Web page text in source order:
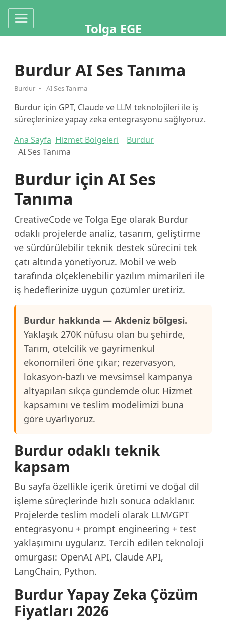
Tolga EGE
Burdur AI Ses Tanıma
Burdur AI Ses Tanıma
Burdur için GPT, Claude ve LLM teknolojileri ile iş
süreçlerinize yapay zeka entegrasyonu sağlıyoruz.
Ana Sayfa Hizmet Bölgeleri
Burdur
AI Ses Tanıma
Burdur için AI Ses
Tanıma
CreativeCode ve Tolga Ege olarak Burdur
odaklı projelerde analiz, tasarım, geliştirme
ve sürdürülebilir teknik destek sürecini tek
çatı altında yönetiyoruz. Mobil ve web
tarafında ölçeklenebilir yazılım mimarileri ile
iş hedeflerinize uygun çözümler üretiriz.
Burdur hakkında — Akdeniz bölgesi.
Yaklaşık 270K nüfusu olan bu şehirde,
Tarım, otelcilik ve gayrimenkul
ekonomileri öne çıkar; rezervasyon,
lokasyon-bazlı ve mevsimsel kampanya
altyapıları sıkça gündemde olur. Hizmet
kapsamını ve teslim modelimizi buna
göre uyarlıyoruz.
Burdur odaklı teknik
kapsam
Bu sayfa özellikle içerik üretimi ve doğal dil
işleme süreçlerinde hızlı sonuca odaklanır.
Projelerde teslim modeli olarak LLM/GPT
entegrasyonu + prompt engineering + test
yaklaşımını uygularız. Tercih edilen teknoloji
omurgası: OpenAI API, Claude API,
LangChain, Python.
Burdur Yapay Zeka Çözüm
Fiyatları 2026